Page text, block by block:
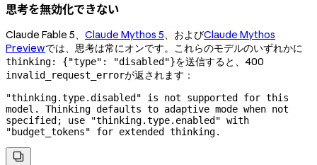
思考を無効化できない
Claude Fable 5、 Claude Mythos 5、およびClaude Mythos
Previewでは、思考は常にオンです。これらのモデルのいずれかに
thinking: {"type": "disabled"}を送信すると、400
invalid_request_errorが返されます：
"thinking.type.disabled" is not supported for this
model. Thinking defaults to adaptive mode when not
specified; use "thinking.type.enabled" with
"budget_tokens" for extended thinking.
